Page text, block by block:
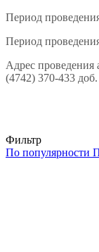
Период
Период
Адрес проведения
(4742) 370-433
Фильтр
По популярности